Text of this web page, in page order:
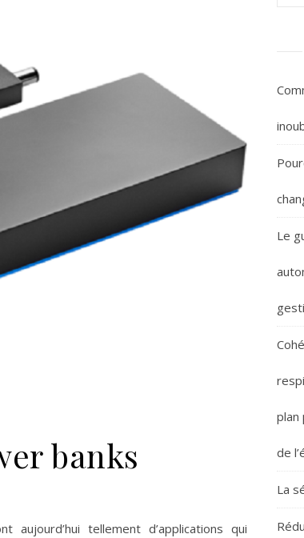
banks
tellement d’applications qui
Le
plan
de
La